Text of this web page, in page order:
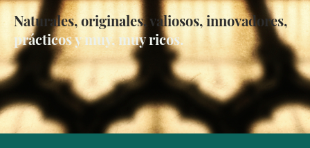
Naturales, originales, valiosos, innovadores,
prácticos y muy, muy ricos.